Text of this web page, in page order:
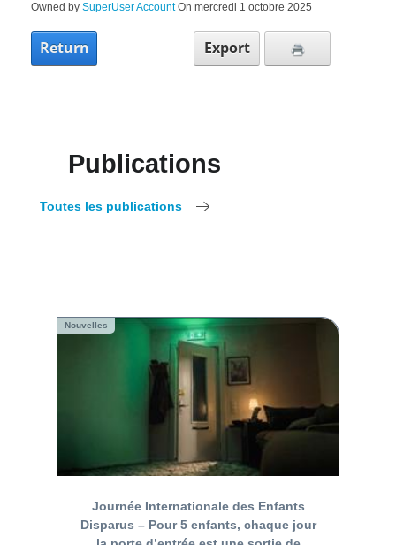
Owned by SuperUser AccountOn mercredi 1 octobre 2025
Return Export
Publications
Toutes les publications
Nouvelles
Journée Internationale des Enfants
Disparus – Pour 5 enfants, chaque jour